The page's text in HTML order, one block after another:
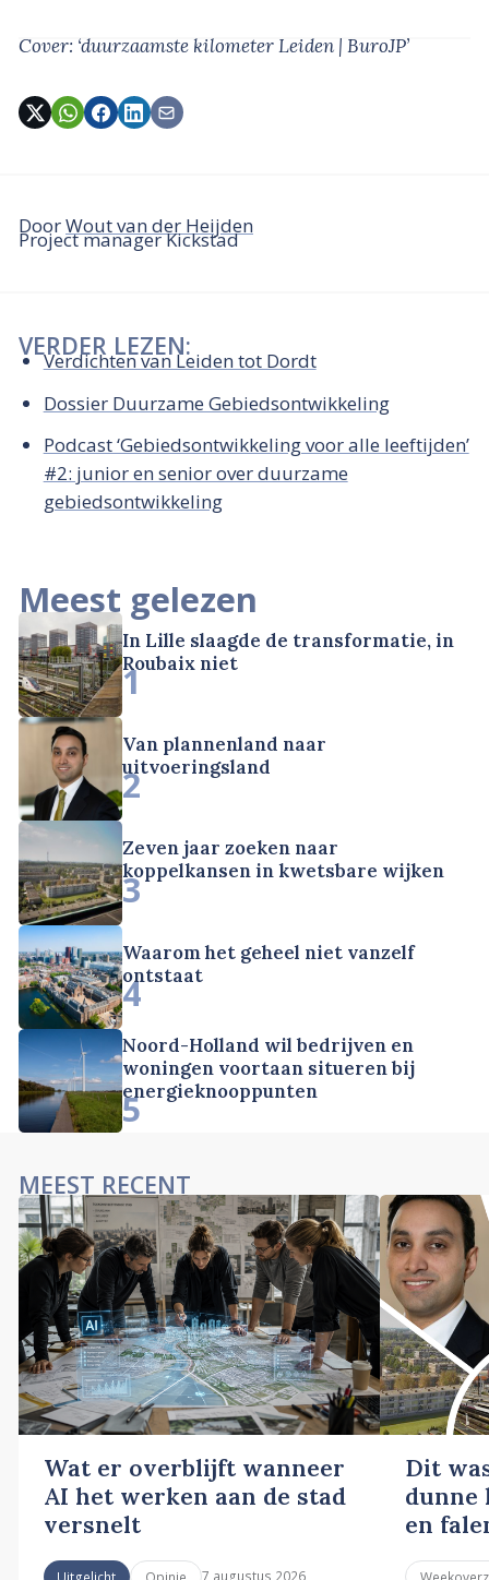
Cover: ‘duurzaamste kilometer Leiden | BuroJP’
DoorWout van der Heijden
Project manager Kickstad
VERDER LEZEN:
Verdichten van Leiden tot Dordt
Dossier Duurzame Gebiedsontwikkeling
Podcast ‘Gebiedsontwikkeling voor alle leeftijden’
#2: junior en senior over duurzame
gebiedsontwikkeling
Meest gelezen
In Lille slaagde de transformatie, in
Roubaix niet
1
Van plannenland naar
uitvoeringsland
2
Zeven jaar zoeken naar
koppelkansen in kwetsbare wijken
3
Waarom het geheel niet vanzelf
ontstaat
4
Noord-Holland wil bedrijven en
woningen voortaan situeren bij
energieknooppunten
5
MEEST RECENT
Wat er overblijft wanneer
AI het werken aan de stad
versnelt
Uitgelicht Opinie 7 augustus 2026
Dit
dunne
en